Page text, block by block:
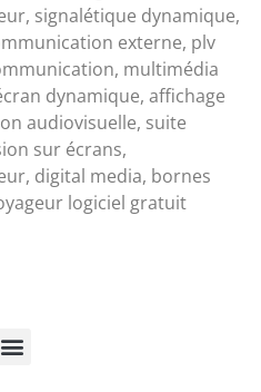
signalétique dynamique,
externe, plv
multimédia
dynamique, affichage
audiovisuelle, suite
sur écrans,
digital media, bornes
logiciel gratuit